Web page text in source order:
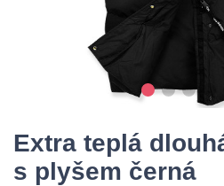
Extra teplá
s plyšem černá